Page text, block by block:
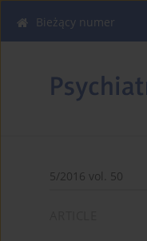
Bieżący numer
5/2016 vol. 50